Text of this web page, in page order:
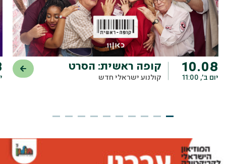
10.08
יום ב׳, 11:00
קופה ראשית: הסרט
קולנוע ישראלי חדש